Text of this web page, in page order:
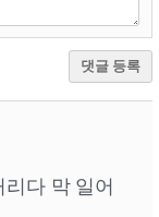
댓글 등록
다 막 일어